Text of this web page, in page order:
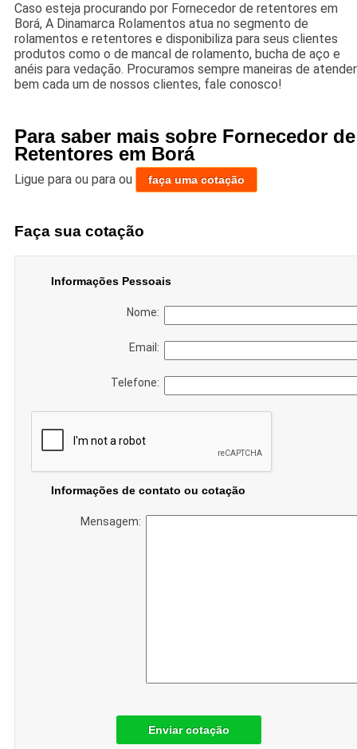
Caso esteja procurando por Fornecedor de retentores em
Borá, A Dinamarca Rolamentos atua no segmento de
rolamentos e retentores e disponibiliza para seus clientes
produtos como o de mancal de rolamento, bucha de aço e
anéis para vedação. Procuramos sempre maneiras de atender
bem cada um de nossos clientes, fale conosco!
Para saber mais sobre Fornecedor de
Retentores em Borá
Ligue para ou para ou faça uma cotação
Faça sua cotação
Informações Pessoais
Nome:
Email:
Telefone:
Informações de contato ou cotação
Mensagem:
Enviar cotação